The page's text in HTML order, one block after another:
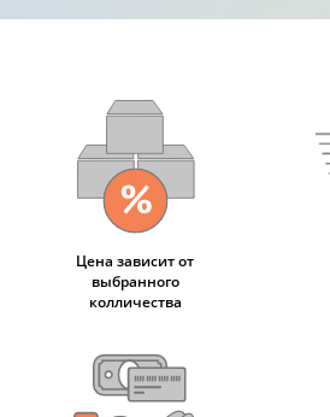
Цена зависит от
выбранного
колличества